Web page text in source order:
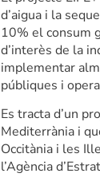
d’aigua i la
10% el consum
d’interès de la
implementar
públiques i
Es tracta d’un
Mediterrània i
Occitània i les
l’Agència